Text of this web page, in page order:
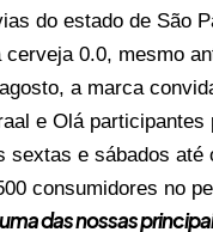
do estado de São
0.0, mesmo
a marca
e Olá
sextas e sábados
consumidores no
das nossas